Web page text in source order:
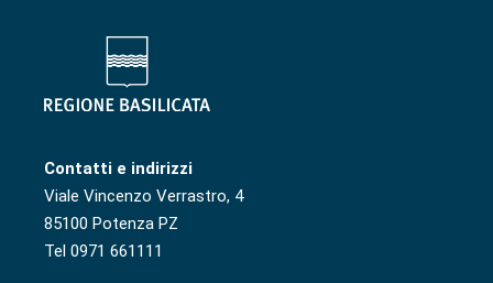
Contatti e indirizzi
Viale Vincenzo Verrastro, 4
85100 Potenza PZ
Tel 0971 661111